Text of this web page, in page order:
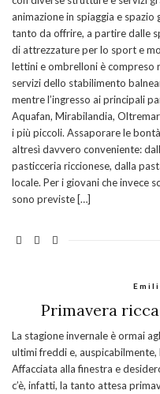
animazione in spiaggia e
tanto da offrire, a partire dalle
di attrezzature per lo sport e
lettini e ombrelloni è compreso
servizi dello stabilimento
mentre l’ingresso ai principali
Aquafan, Mirabilandia,
i più piccoli. Assaporare le
altresì davvero conveniente:
pasticceria riccionese, dalla
locale. Per i giovani che invece
sono previste […]
Primavera
La stagione invernale è ormai
ultimi freddi e,
Affacciata alla finestra e
c’è, infatti, la tanto attesa